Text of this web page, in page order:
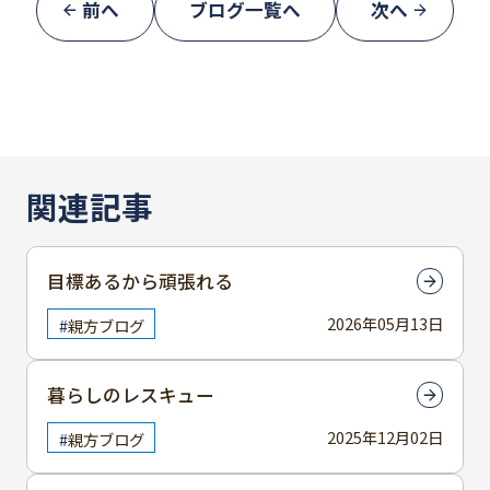
前へ ブログ一覧へ 次へ
関連記事
2026年05月13日
目標あるから頑張れる
親方ブログ
2025年12月02日
暮らしのレスキュー
親方ブログ